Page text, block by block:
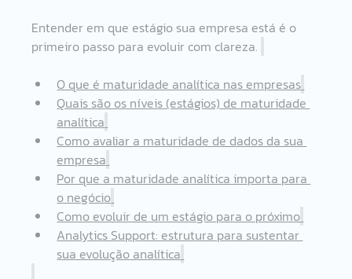
Entender em que estágio sua empresa está é o
primeiro passo para evoluir com clareza.
O que é maturidade analítica nas empresas
Quais são os níveis (estágios) de maturidade
analítica
Como avaliar a maturidade de dados da sua
empresa
Por que a maturidade analítica importa para
o negócio
Como evoluir de um estágio para o próximo
Analytics Support: estrutura para sustentar
sua evolução analítica